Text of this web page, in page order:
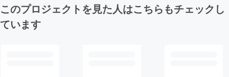
このプロジェクトを見た人はこちらもチェックし
ています